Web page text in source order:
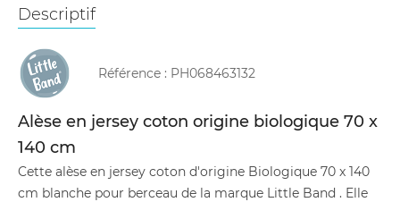
Descriptif
Référence : PH068463132
Alèse en jersey coton origine biologique 70 x
140 cm
Cette alèse en jersey coton d'origine Biologique 70 x 140
cm blanche pour berceau de la marque Little Band . Elle